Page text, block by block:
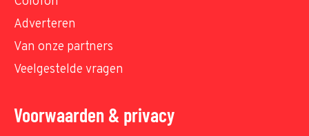
Adverteren
Van onze partners
Veelgestelde vragen
Voorwaarden & privacy